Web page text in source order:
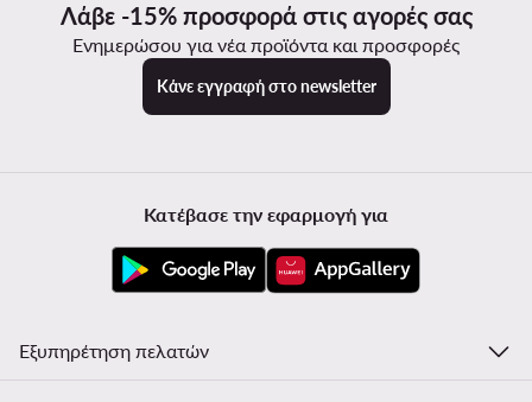
Λάβε -15% προσφορά στις αγορές σας
Ενημερώσου για νέα προϊόντα και προσφορές
Κάνε εγγραφή στο newsletter
Κατέβασε την εφαρμογή για
Εξυπηρέτηση πελατών